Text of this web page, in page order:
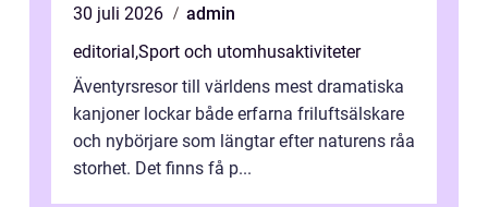
30 juli 2026
admin
editorial ,Sport och utomhusaktiviteter
Äventyrsresor till världens mest dramatiska
kanjoner lockar både erfarna friluftsälskare
och nybörjare som längtar efter naturens råa
storhet. Det finns få p...